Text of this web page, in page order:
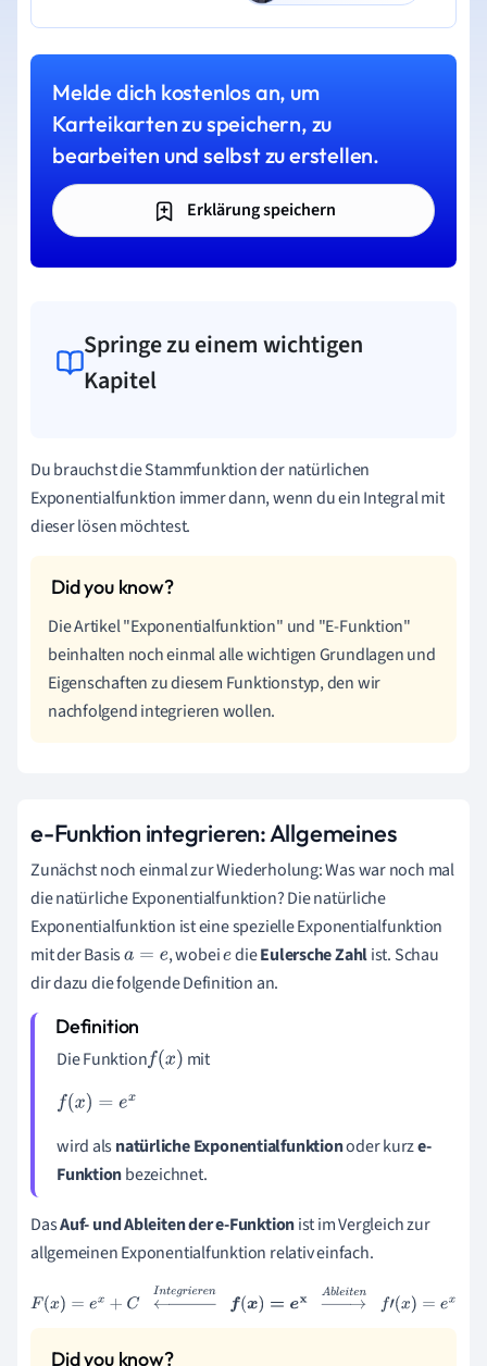
Melde dich kostenlos an, um
Karteikarten zu speichern, zu
bearbeiten und selbst zu erstellen.
Erklärung speichern
Springe zu einem wichtigen
Kapitel
Du brauchst die Stammfunktion der natürlichen
Exponentialfunktion immer dann, wenn du ein Integral mit
dieser lösen möchtest.
Die Artikel "Exponentialfunktion" und "E-Funktion"
beinhalten noch einmal alle wichtigen Grundlagen und
Eigenschaften zu diesem Funktionstyp, den wir
nachfolgend integrieren wollen.
e-Funktion integrieren: Allgemeines
Zunächst noch einmal zur Wiederholung: Was war noch mal
die natürliche Exponentialfunktion? Die natürliche
Exponentialfunktion ist eine spezielle Exponentialfunktion
mit der Basisa=e , wobeiedieEulersche Zahlist. Schau
dir dazu die folgende Definition an.
Die Funktionf(x)
mit
f(x)=e x
wird alsnatürliche Exponentialfunktionoder kurze-
Funktionbezeichnet.
DasAuf- und Ableiten der e-Funktionist im Vergleich zur
allgemeinen Exponentialfunktion relativ einfach.
F(x)=ex+C← In teg ierenf(x)= x→Ab eit enf (x)=ex